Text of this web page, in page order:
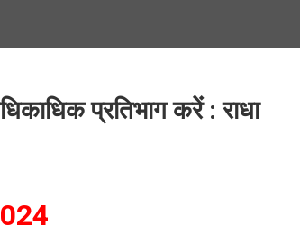
प्रतिभाग करें : राधा